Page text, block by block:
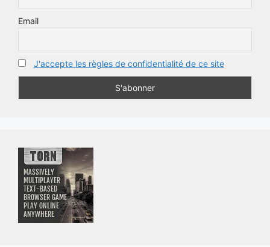
Email
J'accepte les règles de confidentialité de ce site